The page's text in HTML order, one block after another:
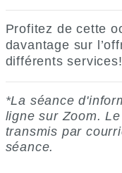
Profitez de cette
davantage sur
différents services!
*La séance
ligne sur Zoom.
transmis par
séance.